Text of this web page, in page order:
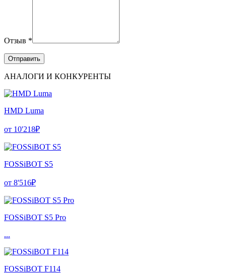
Отзыв *
АНАЛОГИ И КОНКУРЕНТЫ
HMD Luma
от 10'218₽
FOSSiBOT S5
от 8'516₽
FOSSiBOT S5 Pro
...
FOSSiBOT F114